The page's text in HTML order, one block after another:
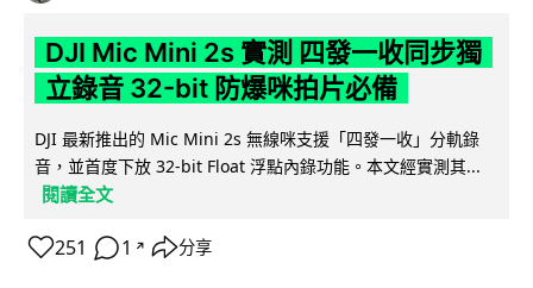
DJI Mic Mini 2s 實測 四發一收同步獨
立錄音 32-bit 防爆咪拍片必備
DJI 最新推出的 Mic Mini 2s 無線咪支援「四發一收」分軌錄
音，並首度下放 32-bit Float 浮點內錄功能。本文經實測其...
閱讀全文
251 1 ↗ 分享